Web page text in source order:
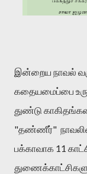
இன்றைய நாவல்
கதையமைப்பை
துண்டு
"தண்ணீர்"
பக்காவாக 11